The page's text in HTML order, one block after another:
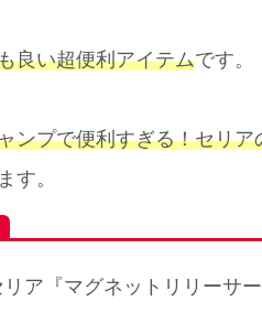
良い超便利アイテムです。
ンプで便利すぎる！セリ
す。
リア『マグネットリリーサ